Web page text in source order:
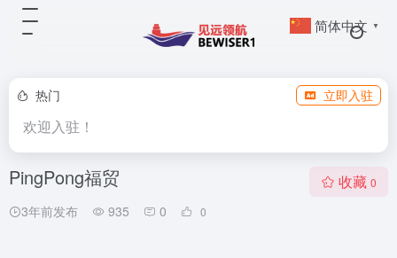
热门 立即入驻
欢迎入驻！
PingPong福贸
3年前发布 935 0 0
收藏 0
简体中文 ▼